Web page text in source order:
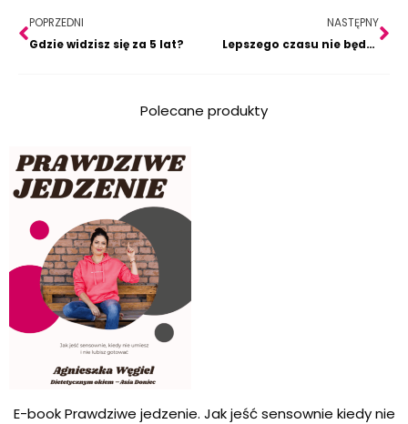
Prev
POPRZEDNI
Gdzie widzisz się za 5 lat?
NASTĘPNY
Lepszego czasu nie będzie, czyli kiedyś to zrobię…
Polecane produkty
E-book Prawdziwe jedzenie. Jak jeść sensownie kiedy nie